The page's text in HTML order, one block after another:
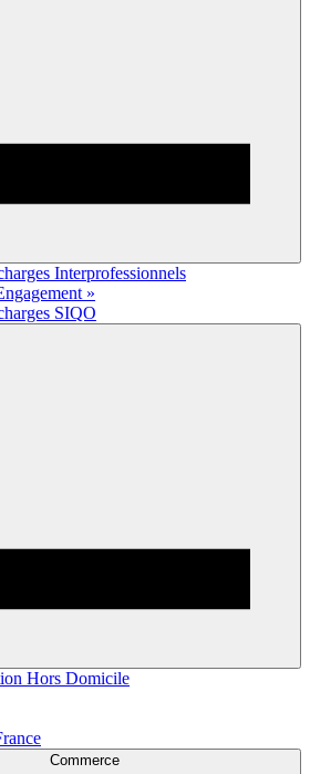
Interprofessionnels
»
SIQO
Hors Domicile
Commerce